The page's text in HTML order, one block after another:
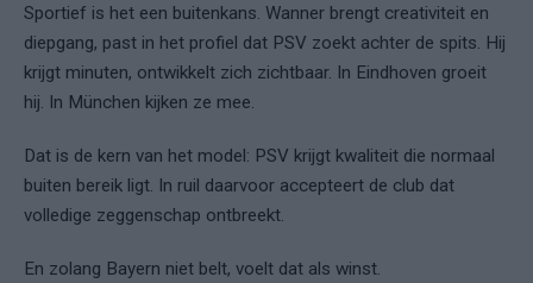
Sportief is het een buitenkans. Wanner brengt creativiteit en
diepgang, past in het profiel dat PSV zoekt achter de spits. Hij
krijgt minuten, ontwikkelt zich zichtbaar. In Eindhoven groeit
hij. In München kijken ze mee.
Dat is de kern van het model: PSV krijgt kwaliteit die normaal
buiten bereik ligt. In ruil daarvoor accepteert de club dat
volledige zeggenschap ontbreekt.
En zolang Bayern niet belt, voelt dat als winst.